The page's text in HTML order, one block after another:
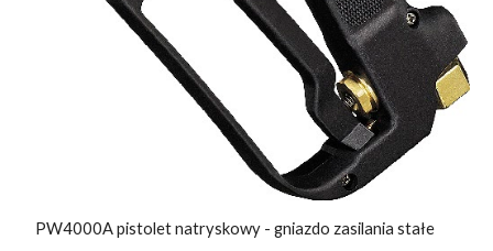
PW4000A pistolet natryskowy - gniazdo zasilania stałe